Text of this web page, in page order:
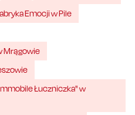
Emocji w Pile
Mrągowie
Łuczniczka" w